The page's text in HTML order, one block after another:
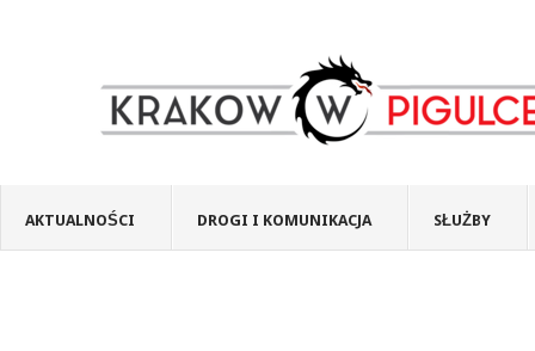
AKTUALNOŚCI DROGI I KOMUNIKACJA SŁUŻBY